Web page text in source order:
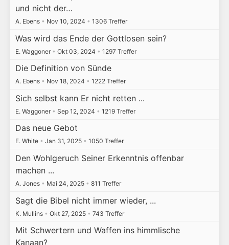
und nicht der…
A. Ebens • Nov 10, 2024 • 1306 Treffer
Was wird das Ende der Gottlosen sein?
E. Waggoner • Okt 03, 2024 • 1297 Treffer
Die Definition von Sünde
A. Ebens • Nov 18, 2024 • 1222 Treffer
Sich selbst kann Er nicht retten ...
E. Waggoner • Sep 12, 2024 • 1219 Treffer
Das neue Gebot
E. White • Jan 31, 2025 • 1050 Treffer
Den Wohlgeruch Seiner Erkenntnis offenbar
machen ...
A. Jones • Mai 24, 2025 • 811 Treffer
Sagt die Bibel nicht immer wieder, ...
K. Mullins • Okt 27, 2025 • 743 Treffer
Mit Schwertern und Waffen ins himmlische
Kanaan?